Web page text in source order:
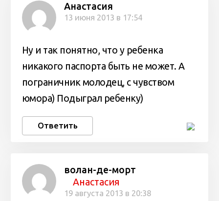
Анастасия
13 июня 2013 в 17:54
Ну и так понятно, что у ребенка
никакого паспорта быть не может. А
пограничник молодец, с чувством
юмора) Подыграл ребенку)
Ответить
волан-де-морт
Анастасия
19 августа 2013 в 20:38